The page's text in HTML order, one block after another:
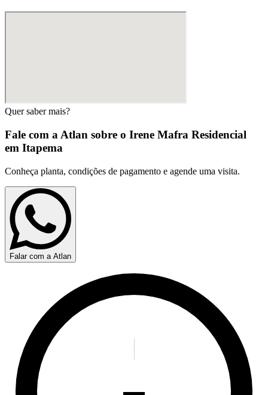
Quer saber mais?
Fale com a Atlan sobre o Irene Mafra Residencial
em Itapema
Conheça planta, condições de pagamento e agende uma visita.
Falar com a Atlan